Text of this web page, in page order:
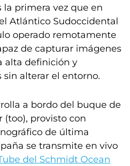
la primera vez que en
Atlántico Sudoccidental
operado remotamente
de capturar imágenes
alta definición y
alterar el entorno.
a bordo del buque de
(too), provisto con
de última
se transmite en vivo
del Schmidt Ocean